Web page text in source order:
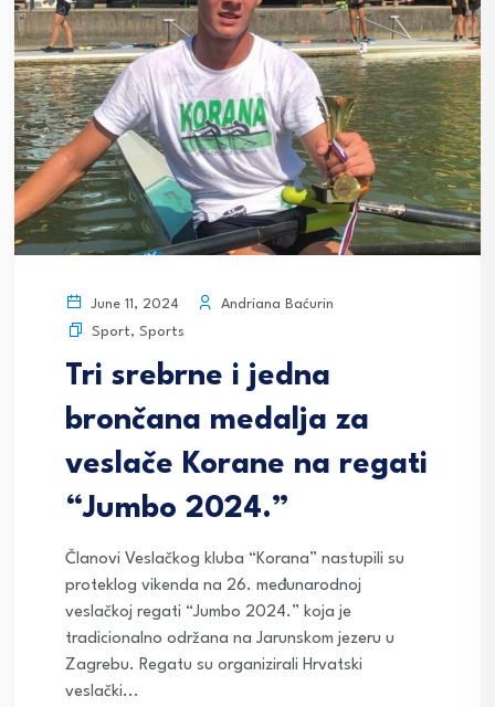
June 11, 2024
Andriana Baćurin
Sport, Sports
Tri srebrne i jedna
brončana medalja za
veslače Korane na regati
“Jumbo 2024.”
Članovi Veslačkog kluba “Korana” nastupili su
proteklog vikenda na 26. međunarodnoj
veslačkoj regati “Jumbo 2024.” koja je
tradicionalno održana na Jarunskom jezeru u
Zagrebu. Regatu su organizirali Hrvatski
veslački...